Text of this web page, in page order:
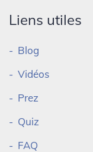
Liens utiles
Blog
Vidéos
Prez
Quiz
FAQ